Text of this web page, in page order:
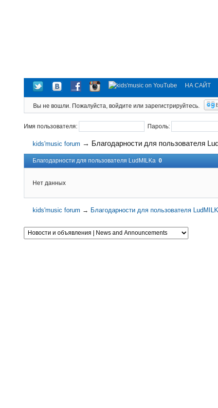
НА САЙТ
Вы не вошли. Пожалуйста, войдите или зарегистрируйтесь.
Имя пользователя: Пароль:
kids'music forum → Благодарности для пользователя
Благодарности для пользователя LudMILKa 0
Нет данных
kids'music forum → Благодарности для пользователя